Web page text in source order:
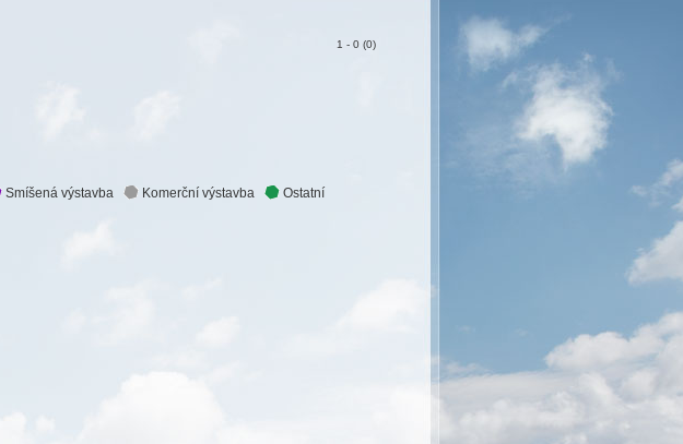
1 - 0 (0)
Smíšená výstavba Komerční výstavba Ostatní